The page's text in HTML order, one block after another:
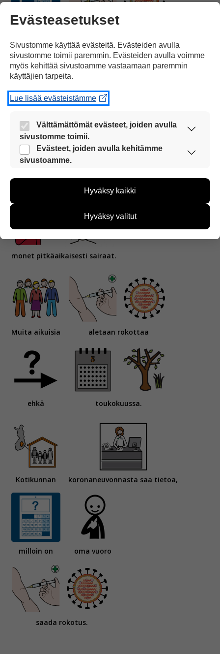
ihmisille, joille tauti voi olla vaarallinen.
monet pitkäaikaisesti sairaat.
Muita aikuisia aletaan rokottaa
ehkä toukokuussa.
Kotikunnan koronaneuvonnasta saa tietoa,
milloin on oma vuoro
saada rokotus.
Evästeasetukset
Sivustomme käyttää evästeitä. Evästeiden avulla
sivustomme toimii paremmin. Evästeiden avulla voimme
myös kehittää sivustoamme vastaamaan paremmin
käyttäjien tarpeita.
Lue lisää evästeistämme
Välttämättömät evästeet, joiden avulla
sivustomme toimii.
Nämä evästeet ovat aina käytössä, jotta
sivustoamme voi käyttää sujuvasti ja turvallisesti.
Evästeet, joiden avulla kehitämme
sivustoamme.
kehittää sivustoamme vastaamaan paremmin
kävijämääristä ja siitä, mitä sivuja käytetään ja
miten sivuilla liikutaan. Emme kuitenkaan kerää
yksittäiseen käyttäjään.
Hyväksy kaikki
Hyväksy valitut